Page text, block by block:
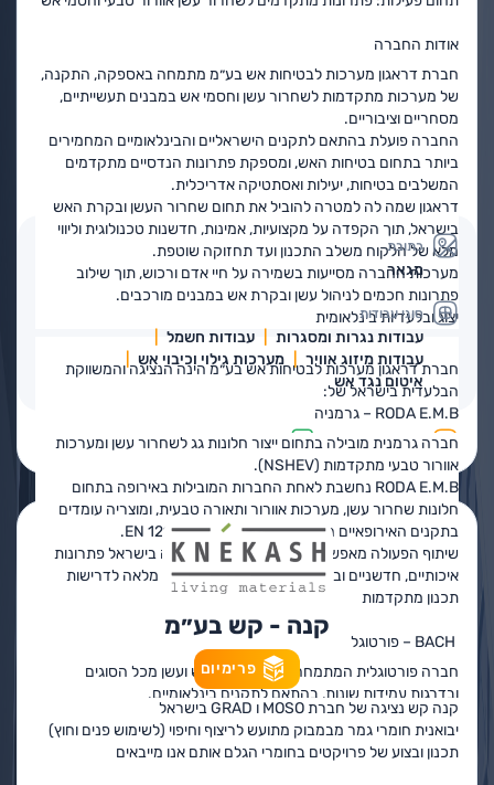
אודות החברה
חברתדראגון מערכות לבטיחות אש בע״מ מתמחה באספקה, התקנה,
של מערכות מתקדמות לשחרור עשן וחסמי אש במבנים תעשייתיים,
מסחריים וציבוריים.
החברה פועלת בהתאם לתקנים הישראליים והבינלאומיים המחמירים
ביותר בתחום בטיחות האש, ומספקת פתרונות הנדסיים מתקדמים
המשלבים בטיחות, יעילות ואסתטיקה אדריכלית.
דראגון שמה לה למטרה להוביל את תחום שחרור העשן ובקרת האש
בישראל, תוך הקפדה על מקצועיות, אמינות, חדשנות טכנולוגית וליווי
מלא של הלקוח משלב התכנון ועד תחזוקה שוטפת.
מערכות החברה מסייעות בשמירה על חיי אדם ורכוש, תוך שילוב
פתרונות חכמים לניהול עשן ובקרת אש במבנים מורכבים.
יצוג ובלעדיות בינלאומית
חברתדראגון מערכות לבטיחות אש בע״מהינה הנציגה והמשווקת
הבלעדית בישראל של:
RODA E.M.B – גרמניה
חברה גרמנית מובילה בתחום ייצור חלונות גג לשחרור עשן ומערכות
אוורור טבעי מתקדמות (NSHEV).
RODA E.M.B נחשבת לאחת החברות המובילות באירופה בתחום
חלונות שחרור עשן, מערכות אוורור ותאורה טבעית, ומוצריה עומדים
בתקנים האירופאיים המחמירים ביותר, לרבות EN 12101.
שיתוף הפעולה מאפשר לדראגון להציע ללקוחותיה בישראל פתרונות
איכותיים, חדשניים ובעלי אמינות גבוהה, בהתאמה מלאה לדרישות
תכנון מתקדמות
חברה פורטוגלית המתמחה בייצור וילונות אש ועשן מכל הסוגים
ובדרגות עמידות שונות, בהתאם לתקנים בינלאומיים.
מערכות וילונות האש של BACH משלבות טכנולוגיה מתקדמת, איכות
ייצור גבוהה ועמידה בדרישות הפרדת אש במבנים מסחריים, ציבוריים
ותעשייתיים.
כתובת
מגאר
סוגי עבודות
עבודות נגרות ומסגרות
עבודות חשמל
עבודות מיזוג אוויר
מערכות גילוי וכיבוי אש
איטום נגד אש
פרטים נוספים בקשה להצעת מחיר
קנה - קש בע״מ
פרימיום
קנה קש נציגה של חברת MOSO ו GRAD בישראל
יבואנית חומרי גמר מבמבוק מתועש לריצוף וחיפוי (לשימוש פנים וחוץ)
תכנון ובצוע של פרויקטים בחומרי הגלם אותם אנו מייבאים